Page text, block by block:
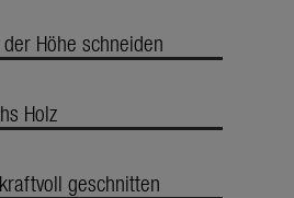
Höhe schneiden
Holz
geschnitten